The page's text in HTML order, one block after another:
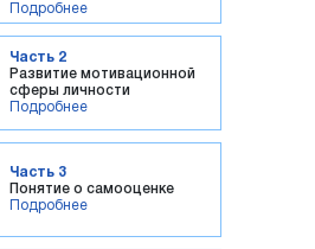
Подробнее
Часть 2
Развитие мотивационной
сферы личности
Подробнее
Часть 3
Понятие о самооценке
Подробнее